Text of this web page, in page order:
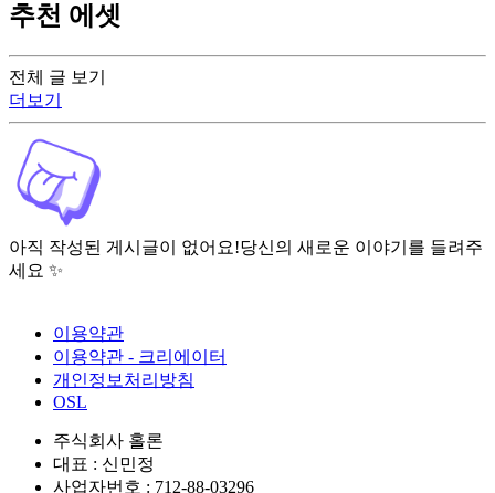
전체 글 보기
더보기
아직 작성된 게시글이 없어요!당신의 새로운 이야기를 들려주
세요 ✨
추천 에셋
이용약관
이용약관 - 크리에이터
개인정보처리방침
OSL
주식회사 홀론
대표 : 신민정
사업자번호 : 712-88-03296